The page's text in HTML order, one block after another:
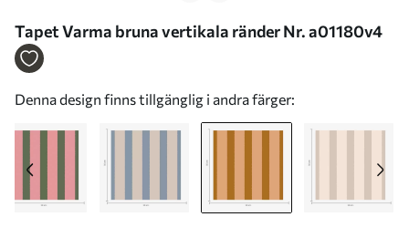
Tapet Varma bruna vertikala ränder Nr. a01180v4
Denna design finns tillgänglig i andra färger: